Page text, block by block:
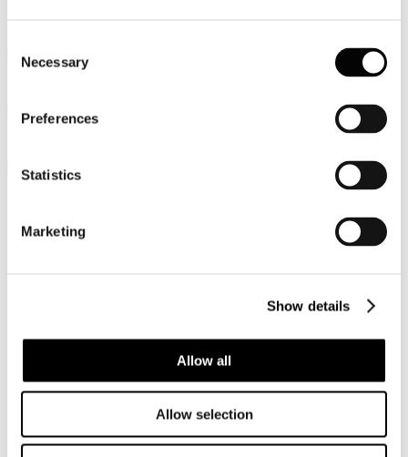
Selection
Necessary
Preferences
Statistics
Marketing
Show details
Allow all
Allow selection
Tutte le parole
Ordine
Cerca
Risparmia con le nostre convenzioni
Associati